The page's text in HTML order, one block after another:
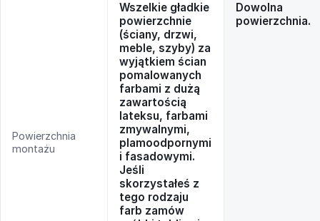
Powierzchnia
montażu
Wszelkie gładkie
powierzchnie
(ściany, drzwi,
meble, szyby) za
wyjątkiem ścian
pomalowanych
farbami z dużą
zawartością
lateksu, farbami
zmywalnymi,
plamoodpornymi
i fasadowymi.
Jeśli
skorzystałeś z
tego rodzaju
farb zamów
Dowolna
powierzchnia.